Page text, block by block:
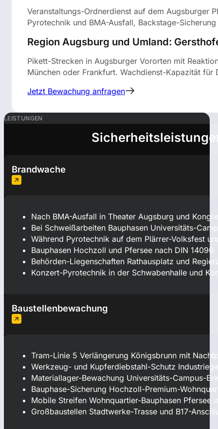
Veranstaltungs-Ordnerdienst auf dem Augsburger
Pyrotechnik und BMA-Ausfall, Backstage-
Region Augsburg und Umland:
Pikett-Strecken in Augsburger Vororten mit
München oder Frankfurt. Wachdienst-Kapazität für
Jetzt Bewachung anfragen
LEISTUNGEN
Brandwache
Nach BMA-Ausfall in Theater Augsburg und
Bei Schweißarbeiten Bauphasen Universitäts-
Während Pyrotechnik auf dem Plärrer-Volksfest
Bauphasen Hochzoll und Pfersee nach DIN 14096
Behörden-Liegenschaften Rathausplatz und
Konzert-Pyrotechnik in der Schwabenhalle und
Baustellenbewachung
Tram-Linie 5 Verlängerung Königsbrunn mit
Werkzeug- und Kupferdiebstahl-Schutz
Materiallager-Bewachung Universitäts-Campus-
Bauphase-Sicherung Hochzoll-Premium-
Mobile Streifen Wohnquartier-Bauphasen Pfersee
Großbaustellen Stadtwerke-Trasse und B17-